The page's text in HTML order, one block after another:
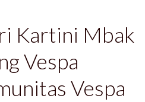
Kartini Mbak
Vespa
Vespa